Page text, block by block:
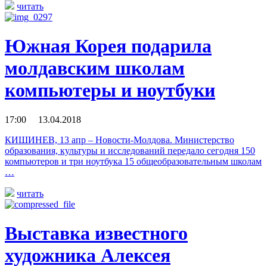
читать
Южная Корея подарила
молдавским школам
компьютеры и ноутбуки
17:00 13.04.2018
КИШИНЕВ, 13 апр – Новости-Молдова. Министерство
образования, культуры и исследований передало сегодня 150
компьютеров и три ноутбука 15 общеобразовательным школам
…
читать
Выставка известного
художника Алексея